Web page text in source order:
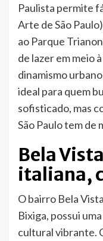
Paulista permite
Arte de São
ao Parque
de lazer em meio
dinamismo
ideal para quem
sofisticado, mas
São Paulo tem de
Bela
italiana,
O bairro Bela
Bixiga, possui
cultural vibrante.